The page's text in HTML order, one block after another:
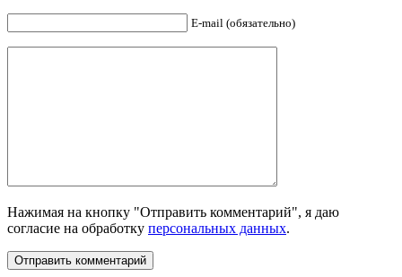
E-mail (обязательно)
Нажимая на кнопку "Отправить комментарий", я даю
согласие на обработку персональных данных.